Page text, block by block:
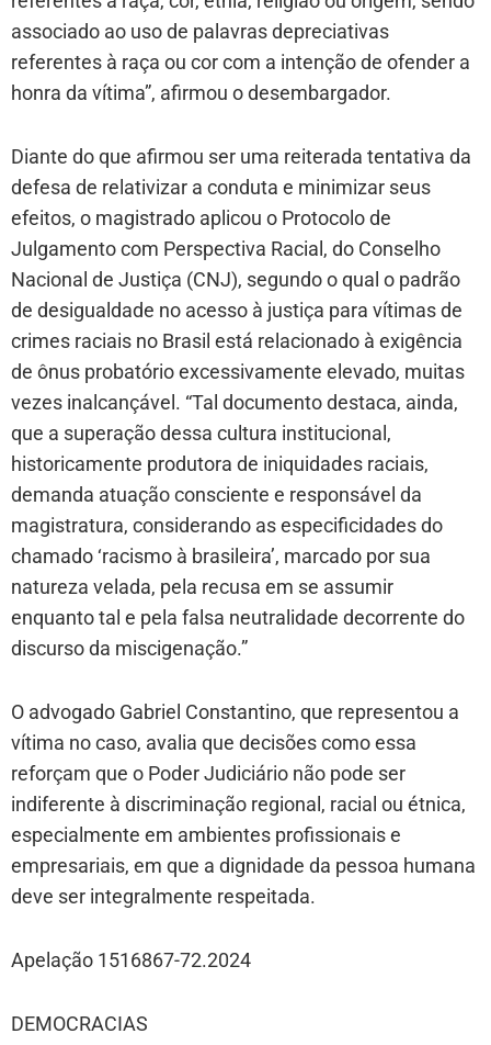
associado ao uso de palavras depreciativas
referentes à raça ou cor com a intenção de ofender a
honra da vítima”, afirmou o desembargador.
Diante do que afirmou ser uma reiterada tentativa da
defesa de relativizar a conduta e minimizar seus
efeitos, o magistrado aplicou o Protocolo de
Julgamento com Perspectiva Racial, do Conselho
Nacional de Justiça (CNJ), segundo o qual o padrão
de desigualdade no acesso à justiça para vítimas de
crimes raciais no Brasil está relacionado à exigência
de ônus probatório excessivamente elevado, muitas
vezes inalcançável. “Tal documento destaca, ainda,
que a superação dessa cultura institucional,
historicamente produtora de iniquidades raciais,
demanda atuação consciente e responsável da
magistratura, considerando as especificidades do
chamado ‘racismo à brasileira’, marcado por sua
natureza velada, pela recusa em se assumir
enquanto tal e pela falsa neutralidade decorrente do
discurso da miscigenação.”
O advogado Gabriel Constantino, que representou a
vítima no caso, avalia que decisões como essa
reforçam que o Poder Judiciário não pode ser
indiferente à discriminação regional, racial ou étnica,
especialmente em ambientes profissionais e
empresariais, em que a dignidade da pessoa humana
deve ser integralmente respeitada.
Apelação 1516867-72.2024
DEMOCRACIAS